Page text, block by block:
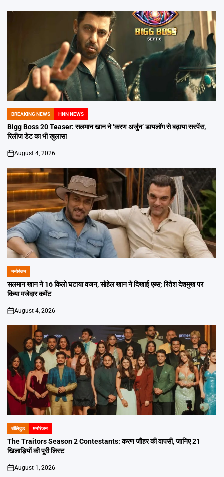
POSTED
IN
BREAKING NEWS HNN NEWS
Bigg Boss 20 Teaser: सलमान खान ने ‘करण अर्जुन’ डायलॉग से बढ़ाया सस्पेंस,
रिलीज डेट का भी खुलासा
on
August 4, 2026
POSTED
IN
मनोरंजन
सलमान खान ने 16 किलो घटाया वजन, सोहेल खान ने दिखाई एब्स; रितेश देशमुख पर
किया मजेदार कमेंट
on
August 4, 2026
POSTED
IN
बॉलिवुड मनोरंजन
The Traitors Season 2 Contestants: करण जौहर की वापसी, जानिए 21
खिलाड़ियों की पूरी लिस्ट
on
August 1, 2026